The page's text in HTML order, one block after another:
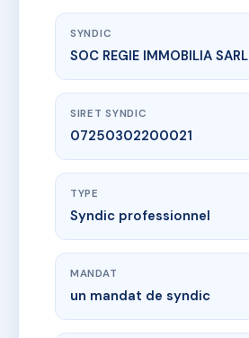
SYNDIC
SOC REGIE IMMOBILIA SARL
SIRET SYNDIC
07250302200021
TYPE
Syndic professionnel
MANDAT
un mandat de syndic